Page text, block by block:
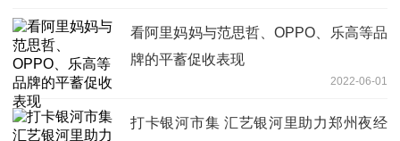
看阿里妈妈与范思哲、OPPO、乐高等品
牌的平蓄促收表现
2022-06-01
打卡银河市集 汇艺银河里助力郑州夜经